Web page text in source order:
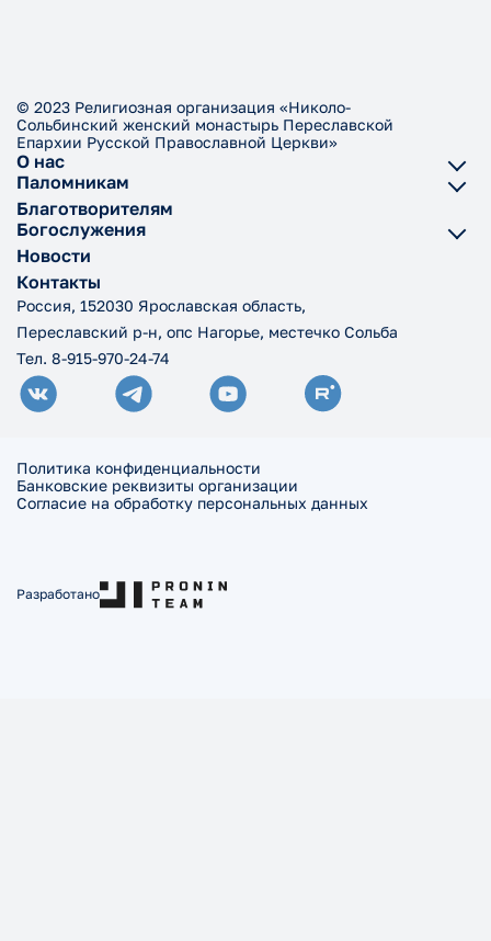
© 2023 Религиозная организация «Николо-
Сольбинский женский монастырь Переславской
Епархии Русской Православной Церкви»
О нас
Паломникам
Благотворителям
Богослужения
Новости
Контакты
Россия, 152030 Ярославская область,
Переславский р-н, опс Нагорье, местечко Сольба
Тел. 8-915-970-24-74
Политика конфиденциальности
Банковские реквизиты организации
Согласие на обработку персональных данных
Разработано